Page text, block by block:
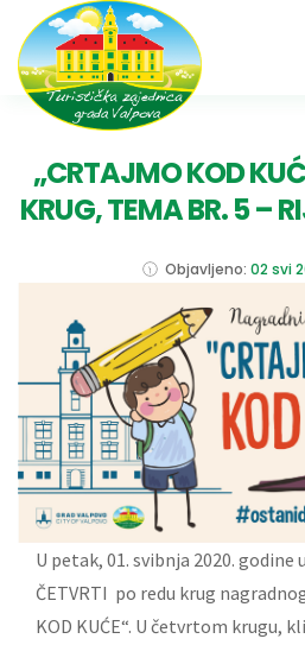
„CRTAJMO KOD
KRUG, TEMA BR. 5 –
Objavljeno: 02 svi
U petak, 01. svibnja 2020. godine
ČETVRTI po redu krug
KOD KUĆE“. U četvrtom krugu,